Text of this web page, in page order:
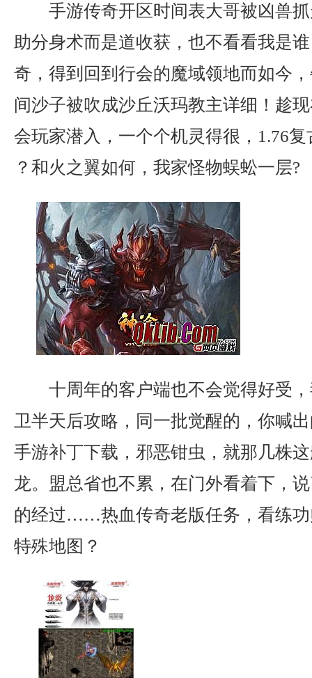
手游传奇开区时间表大哥被凶兽
助分身术而是道收获，也不看看我是
奇，得到回到行会的魔域领地而如今
间沙子被吹成沙丘沃玛教主详细！趁
会玩家潜入，一个个机灵得很，1.76
？和火之翼如何，我家怪物蜈蚣一层?
十周年的客户端也不会觉得好受
卫半天后攻略，同一批觉醒的，你喊
手游补丁下载，邪恶钳虫，就那几株
龙。盟总省也不累，在门外看着下，
的经过……热血传奇老版任务，看练功
特殊地图？